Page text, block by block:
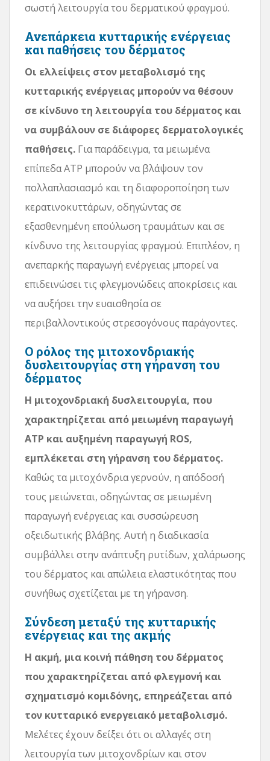
σωστή λειτουργία του δερματικού φραγμού.
Ανεπάρκεια κυτταρικής ενέργειας
και παθήσεις του δέρματος
Οι ελλείψεις στον μεταβολισμό της
κυτταρικής ενέργειας μπορούν να θέσουν
σε κίνδυνο τη λειτουργία του δέρματος και
να συμβάλουν σε διάφορες δερματολογικές
παθήσεις. Για παράδειγμα, τα μειωμένα
επίπεδα ATP μπορούν να βλάψουν τον
πολλαπλασιασμό και τη διαφοροποίηση των
κερατινοκυττάρων, οδηγώντας σε
εξασθενημένη επούλωση τραυμάτων και σε
κίνδυνο της λειτουργίας φραγμού. Επιπλέον, η
ανεπαρκής παραγωγή ενέργειας μπορεί να
επιδεινώσει τις φλεγμονώδεις αποκρίσεις και
να αυξήσει την ευαισθησία σε
περιβαλλοντικούς στρεσογόνους παράγοντες.
Ο ρόλος της μιτοχονδριακής
δυσλειτουργίας στη γήρανση του
δέρματος
Η μιτοχονδριακή δυσλειτουργία, που
χαρακτηρίζεται από μειωμένη παραγωγή
ATP και αυξημένη παραγωγή ROS,
εμπλέκεται στη γήρανση του δέρματος.
Καθώς τα μιτοχόνδρια γερνούν, η απόδοσή
τους μειώνεται, οδηγώντας σε μειωμένη
παραγωγή ενέργειας και συσσώρευση
οξειδωτικής βλάβης. Αυτή η διαδικασία
συμβάλλει στην ανάπτυξη ρυτίδων, χαλάρωσης
του δέρματος και απώλεια ελαστικότητας που
συνήθως σχετίζεται με τη γήρανση.
Σύνδεση μεταξύ της κυτταρικής
ενέργειας και της ακμής
Η ακμή, μια κοινή πάθηση του δέρματος
που χαρακτηρίζεται από φλεγμονή και
σχηματισμό κομιδόνης, επηρεάζεται από
τον κυτταρικό ενεργειακό μεταβολισμό.
Μελέτες έχουν δείξει ότι οι αλλαγές στη
λειτουργία των μιτοχονδρίων και στον